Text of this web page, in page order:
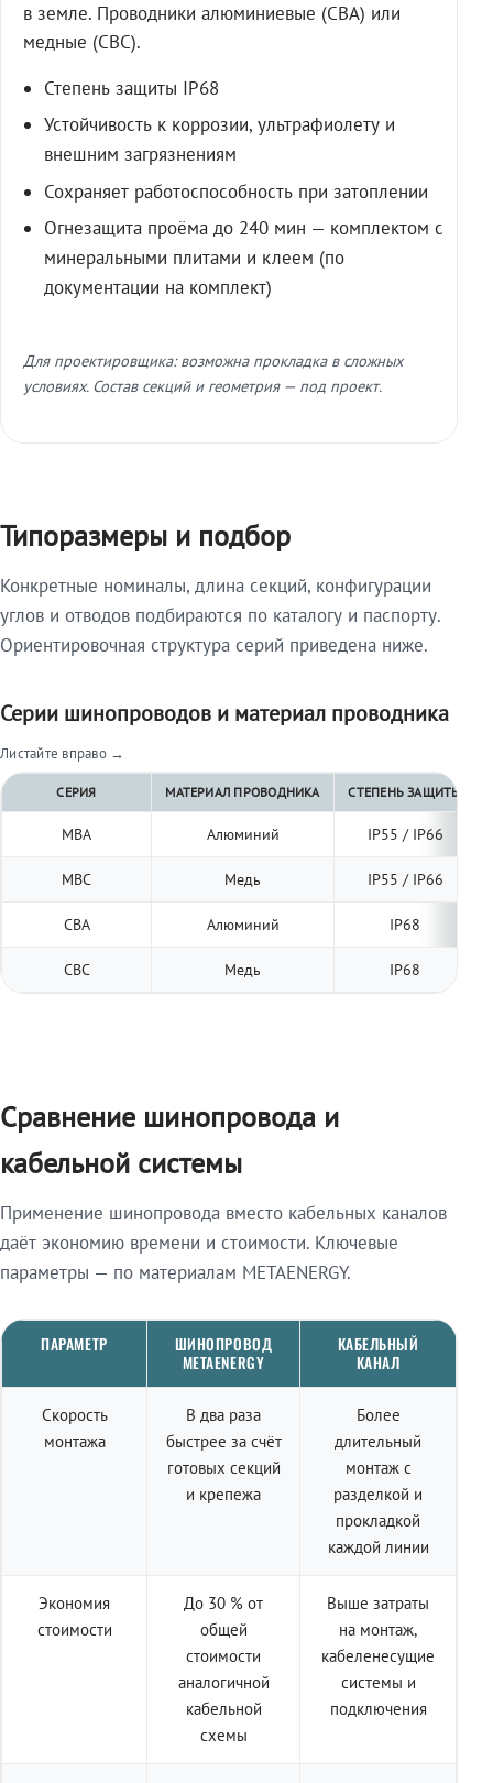
в земле. Проводники алюминиевые (СВА) или
медные (СВС).
Степень защиты IP68
Устойчивость к коррозии, ультрафиолету и
внешним загрязнениям
Сохраняет работоспособность при затоплении
Огнезащита проёма до 240 мин — комплектом с
минеральными плитами и клеем (по
документации на комплект)
Для проектировщика: возможна прокладка в сложных
условиях. Состав секций и геометрия — под проект.
Типоразмеры и подбор
Конкретные номиналы, длина секций, конфигурации
углов и отводов подбираются по каталогу и паспорту.
Ориентировочная структура серий приведена ниже.
Серии шинопроводов и материал проводника
Листайте вправо →
СЕРИЯ МАТЕРИАЛ ПРОВОДНИКА СТЕПЕНЬ ЗАЩИТЫ
МВА Алюминий IP55 / IP66
МВС Медь IP55 / IP66
СВА Алюминий IP68
СВС Медь IP68
Сравнение шинопровода и
кабельной системы
Применение шинопровода вместо кабельных каналов
даёт экономию времени и стоимости. Ключевые
параметры — по материалам METAENERGY.
ПАРАМЕТР
ШИНОПРОВОД
METAENERGY
КАБЕЛЬНЫЙ
КАНАЛ
Скорость
монтажа
В два раза
быстрее за счёт
готовых секций
и крепежа
Более
длительный
монтаж с
разделкой и
прокладкой
каждой линии
Экономия
стоимости
До 30 % от
общей
стоимости
аналогичной
кабельной
схемы
Выше затраты
на монтаж,
кабеленесущие
системы и
подключения